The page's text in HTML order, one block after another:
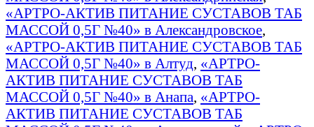
«АРТРО-АКТИВ ПИТАНИЕ СУСТАВОВ ТАБ
МАССОЙ 0,5Г №40» в Александровское,
«АРТРО-АКТИВ ПИТАНИЕ СУСТАВОВ ТАБ
МАССОЙ 0,5Г №40» в Алтуд, «АРТРО-
АКТИВ ПИТАНИЕ СУСТАВОВ ТАБ
МАССОЙ 0,5Г №40» в Анапа, «АРТРО-
АКТИВ ПИТАНИЕ СУСТАВОВ ТАБ